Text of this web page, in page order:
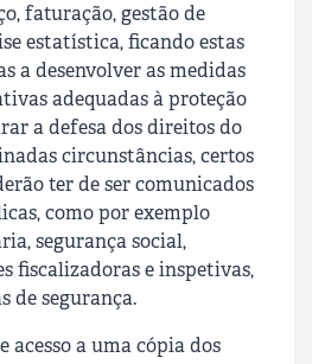
faturação, gestão de
estatística, ficando estas
a desenvolver as medidas
adequadas à proteção
a defesa dos direitos do
circunstâncias, certos
ter de ser comunicados
como por exemplo
segurança social,
fiscalizadoras e inspetivas,
de segurança.
acesso a uma cópia dos